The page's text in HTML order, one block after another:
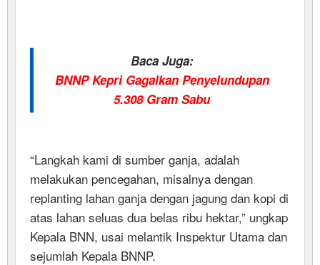
Baca Juga:
BNNP Kepri Gagalkan Penyelundupan
5.308 Gram Sabu
“Langkah kami di sumber ganja, adalah
melakukan pencegahan, misalnya dengan
replanting lahan ganja dengan jagung dan kopi di
atas lahan seluas dua belas ribu hektar,” ungkap
Kepala BNN, usai melantik Inspektur Utama dan
sejumlah Kepala BNNP.